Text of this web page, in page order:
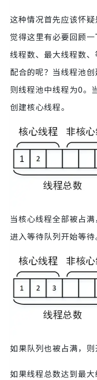
这种情况首先应该怀
觉得这里有必要回顾
线程数、最大线程数
配合的呢？当线程池创
则线程池中线程为0。
创建核心线程。
当核心线程全部被占
进入等待队列开始等待
如果队列也被占满，则
如果线程总数达到最